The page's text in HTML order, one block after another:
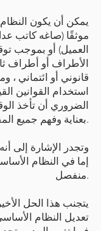
يمكن أن يكون
موثقًا (صاغه كاتب
العميل) أو بموجب
الأطراف أو أطراف
قانوني أو ائتماني ،
استخدام القوانين
الضروري أن تأخذ
بعناية وفهم جميع المقالات.
وتجدر الإشارة إلى
إما في النظام
منفصل.
يتجنب هذا الحل
تعديل النظام